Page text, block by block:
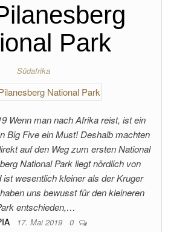
Park
Südafrika
Wenn man nach Afrika reist, ist ein
Big Five ein Must! Deshalb machten
auf den Weg zum ersten National
National Park liegt nördlich von
ist wesentlich kleiner als der Kruger
uns bewusst für den kleineren
entschieden,…
17. Mai 2019 0